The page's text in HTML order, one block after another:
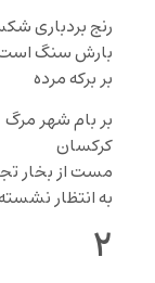
رنج بردباری
بارش سنگ
بر برکه مرده
بر بام شهر مرگ
کرکسان
مست از بخار‌
به انتظار
۲